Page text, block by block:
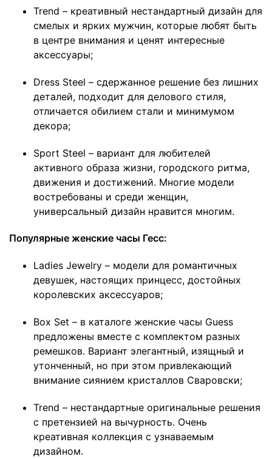
Trend – креативный нестандартный дизайн для
смелых и ярких мужчин, которые любят быть
в центре внимания и ценят интересные
аксессуары;
Dress Steel – сдержанное решение без лишних
деталей, подходит для делового стиля,
отличается обилием стали и минимумом
декора;
Sport Steel – вариант для любителей
активного образа жизни, городского ритма,
движения и достижений. Многие модели
востребованы и среди женщин,
универсальный дизайн нравится многим.
Популярные женские часы Гесс:
Ladies Jewelry – модели для романтичных
девушек, настоящих принцесс, достойных
королевских аксессуаров;
Box Set – в каталоге женские часы Guess
предложены вместе с комплектом разных
ремешков. Вариант элегантный, изящный и
утонченный, но при этом привлекающий
внимание сиянием кристаллов Сваровски;
Trend – нестандартные оригинальные решения
с претензией на вычурность. Очень
креативная коллекция с узнаваемым
дизайном.